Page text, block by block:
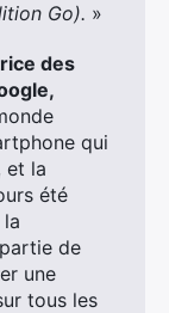
Go). »
des
qui
et la
été
de
une
tous les